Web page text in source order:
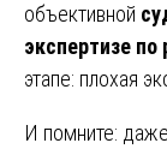
объективной
экспертизе
этапе: плохая
И помните: